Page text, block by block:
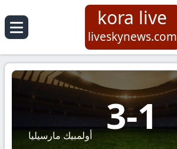
kora live
liveskynews.com
أولمبيك مارسيليا 3-1